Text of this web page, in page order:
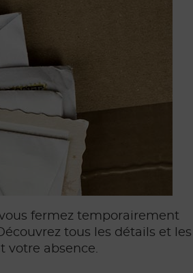
fermez temporairement
tous les détails et les
votre absence.